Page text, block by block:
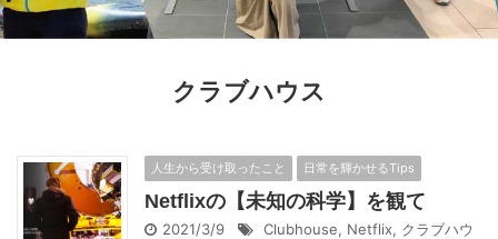
クラブハウス
人生から受け取ったこと 日常を輝かせるTips
Netflixの【未知の科学】を観て
2021/3/9 Clubhouse, Netflix, クラブハウ